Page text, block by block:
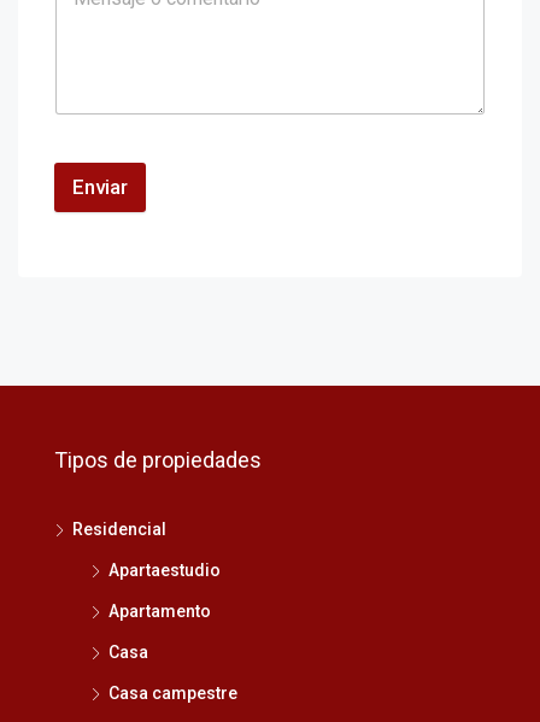
Enviar
Tipos de propiedades
Residencial
Apartaestudio
Apartamento
Casa
Casa campestre